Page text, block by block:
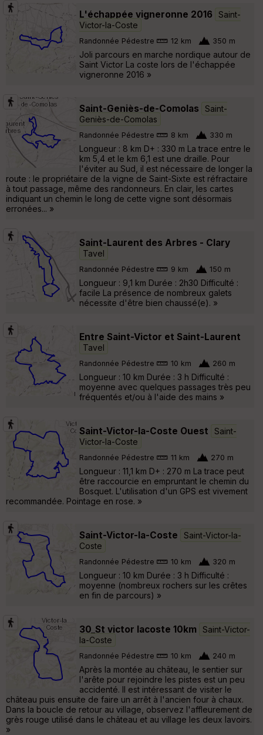
L'échappée vigneronne 2016
Saint-
Victor-la-Coste
Randonnée Pédestre 12 km 350 m
Joli parcours en marche nordique autour de
Saint Victor La coste lors de l'échappée
vigneronne 2016 »
Saint-Geniès-de-Comolas
Saint-
Geniès-de-Comolas
Randonnée Pédestre 8 km 330 m
Longueur : 8 km D+ : 330 m La trace entre le
km 5,4 et le km 6,1 est une draille. Pour
l'éviter au Sud, il est nécessaire de longer la
route : le propriétaire de la vigne de Saint-Sixte est réfractaire
à tout passage, même des randonneurs. En clair, les cartes
indiquant un chemin le long de cette vigne sont désormais
erronées... »
Saint-Laurent des Arbres - Clary
Tavel
Randonnée Pédestre 9 km 150 m
Longueur : 9,1 km Durée : 2h30 Difficulté :
facile La présence de nombreux galets
nécessite d'être bien chaussé(e). »
Entre Saint-Victor et Saint-Laurent
Tavel
Randonnée Pédestre 10 km 260 m
Longueur : 10 km Durée : 3 h Difficulté :
moyenne avec quelques passages très peu
fréquentés et/ou à l'aide des mains »
Saint-Victor-la-Coste Ouest
Saint-
Victor-la-Coste
Randonnée Pédestre 11 km 270 m
Longueur : 11,1 km D+ : 270 m La trace peut
être raccourcie en empruntant le chemin du
Bosquet. L'utilisation d'un GPS est vivement
recommandée. Pointage en rose. »
Saint-Victor-la-Coste
Saint-Victor-la-
Coste
Randonnée Pédestre 10 km 320 m
Longueur : 10 km Durée : 3 h Difficulté :
moyenne (nombreux rochers sur les crêtes
en fin de parcours) »
30_St victor lacoste 10km
Saint-Victor-
la-Coste
Randonnée Pédestre 10 km 240 m
Après la montée au château, le sentier sur
l'arête pour rejoindre les pistes est un peu
accidenté. Il est intéressant de visiter le
château puis ensuite de faire un arrêt à l'ancien four à chaux.
Dans la boucle de retour au village, observez l'affleurement de
grès rouge utilisé dans le château et au village les deux lavoirs.
»